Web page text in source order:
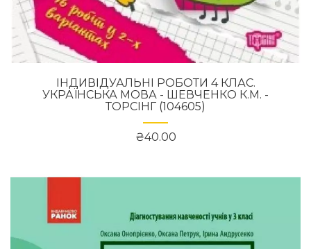
ІНДИВІДУАЛЬНІ РОБОТИ 4 КЛАС.
УКРАЇНСЬКА МОВА - ШЕВЧЕНКО К.М. -
ТОРСІНГ (104605)
₴40.00